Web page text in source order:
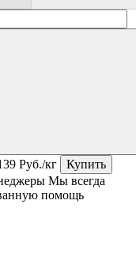
Руб./кг
Купить
Мы всегда
помощь